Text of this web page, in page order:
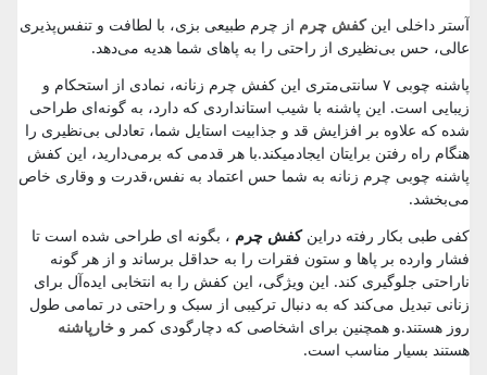
آستر داخلی اینکفش چرم از چرم طبیعی بزی، با لطافت و تنفس‌پذیری
عالی، حس بی‌نظیری از راحتی را به پاهای شما هدیه می‌دهد.
پاشنه چوبی ۷ سانتی‌متری این کفش چرم زنانه، نمادی از استحکام و
زیبایی است. این پاشنه با شیب استانداردی که دارد، به گونه‌ای طراحی
شده که علاوه بر افزایش قد و جذابیت استایل شما، تعادلی بی‌نظیری را
هنگام راه رفتن برایتان ایجادمیکند.با هر قدمی که برمی‌دارید، این کفش
پاشنه چوبی چرم زنانه به شما حس اعتماد به نفس،قدرت و وقاری خاص
می‌بخشد.
کفی طبی بکار رفته دراینکفش چرم ، بگونه ای طراحی شده است تا
فشار وارده بر پاها و ستون فقرات را به حداقل برساند و از هر گونه
ناراحتی جلوگیری کند. این ویژگی، این کفش را به انتخابی ایده‌آل برای
زنانی تبدیل می‌کند که به دنبال ترکیبی از سبک و راحتی در تمامی طول
روز هستند.و همچنین برای اشخاصی که دچارگودی کمر وخارپاشنه
هستند بسیار مناسب است.